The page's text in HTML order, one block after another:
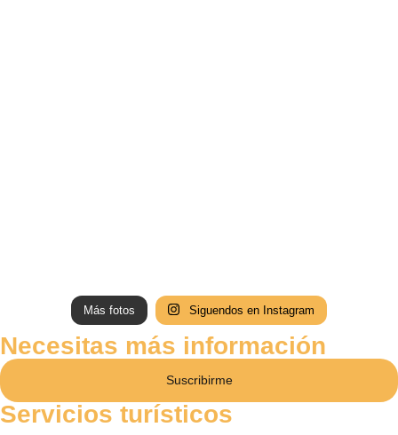
Más fotos Siguendos en Instagram
Necesitas más información
Suscribirme
Servicios turísticos